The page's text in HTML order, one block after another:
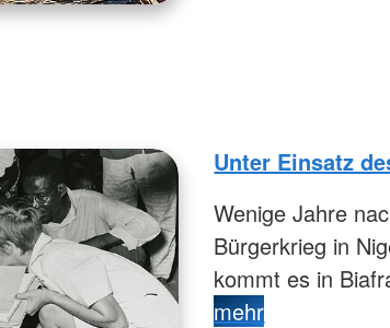
Unter Einsatz
Wenige Jahre
Bürgerkrieg in
kommt es in
mehr